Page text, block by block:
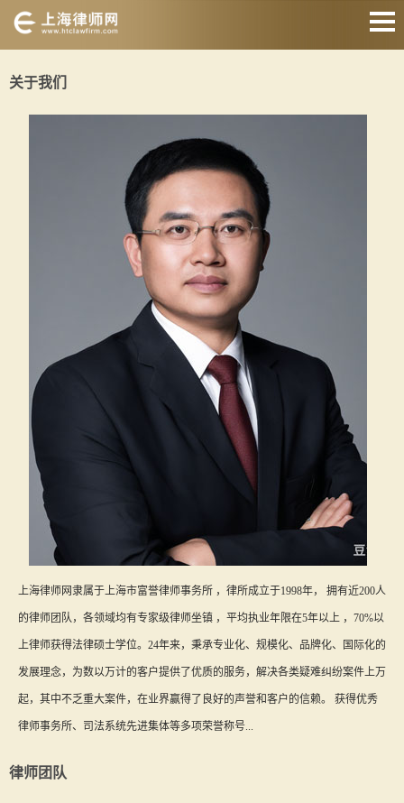
房产纠纷
债权债务
合同纠纷
征地拆迁
关于我们
关于我们
上海律师网隶属于上海市富誉律师事务所 ，律所成立于1998年， 拥有近200人
的律师团队，各领域均有专家级律师坐镇 ，平均执业年限在5年以上 ，70%以
上律师获得法律硕士学位。24年来，秉承专业化、规模化、品牌化、国际化的
发展理念，为数以万计的客户提供了优质的服务，解决各类疑难纠纷案件上万
起，其中不乏重大案件，在业界赢得了良好的声誉和客户的信赖。 获得优秀
律师事务所、司法系统先进集体等多项荣誉称号...
律师团队